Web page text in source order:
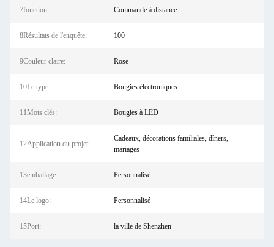
7fonction: Commande à distance
8Résultats de l'enquête: 100
9Couleur claire: Rose
10Le type: Bougies électroniques
11Mots clés: Bougies à LED
12Application du projet:
Cadeaux, décorations familiales, dîners,
mariages
13emballage: Personnalisé
14Le logo: Personnalisé
15Port: la ville de Shenzhen